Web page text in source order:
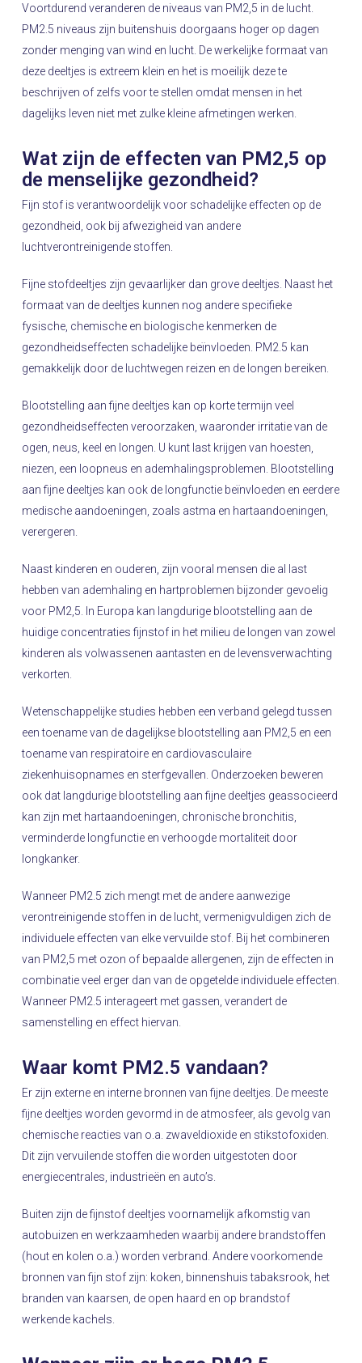
Voortdurend veranderen de niveaus van PM2,5 in de lucht.
PM2.5 niveaus zijn buitenshuis doorgaans hoger op dagen
zonder menging van wind en lucht. De werkelijke formaat van
deze deeltjes is extreem klein en het is moeilijk deze te
beschrijven of zelfs voor te stellen omdat mensen in het
dagelijks leven niet met zulke kleine afmetingen werken.
Wat zijn de effecten van PM2,5 op
de menselijke gezondheid?
Fijn stof is verantwoordelijk voor schadelijke effecten op de
gezondheid, ook bij afwezigheid van andere
luchtverontreinigende stoffen.
Fijne stofdeeltjes zijn gevaarlijker dan grove deeltjes. Naast het
formaat van de deeltjes kunnen nog andere specifieke
fysische, chemische en biologische kenmerken de
gezondheidseffecten schadelijke beïnvloeden. PM2.5 kan
gemakkelijk door de luchtwegen reizen en de longen bereiken.
Blootstelling aan fijne deeltjes kan op korte termijn veel
gezondheidseffecten veroorzaken, waaronder irritatie van de
ogen, neus, keel en longen. U kunt last krijgen van hoesten,
niezen, een loopneus en ademhalingsproblemen. Blootstelling
aan fijne deeltjes kan ook de longfunctie beïnvloeden en eerdere
medische aandoeningen, zoals astma en hartaandoeningen,
verergeren.
Naast kinderen en ouderen, zijn vooral mensen die al last
hebben van ademhaling en hartproblemen bijzonder gevoelig
voor PM2,5. In Europa kan langdurige blootstelling aan de
huidige concentraties fijnstof in het milieu de longen van zowel
kinderen als volwassenen aantasten en de levensverwachting
verkorten.
Wetenschappelijke studies hebben een verband gelegd tussen
een toename van de dagelijkse blootstelling aan PM2,5 en een
toename van respiratoire en cardiovasculaire
ziekenhuisopnames en sterfgevallen. Onderzoeken beweren
ook dat langdurige blootstelling aan fijne deeltjes geassocieerd
kan zijn met hartaandoeningen, chronische bronchitis,
verminderde longfunctie en verhoogde mortaliteit door
longkanker.
Wanneer PM2.5 zich mengt met de andere aanwezige
verontreinigende stoffen in de lucht, vermenigvuldigen zich de
individuele effecten van elke vervuilde stof. Bij het combineren
van PM2,5 met ozon of bepaalde allergenen, zijn de effecten in
combinatie veel erger dan van de opgetelde individuele effecten.
Wanneer PM2.5 interageert met gassen, verandert de
samenstelling en effect hiervan.
Waar komt PM2.5 vandaan?
Er zijn externe en interne bronnen van fijne deeltjes. De meeste
fijne deeltjes worden gevormd in de atmosfeer, als gevolg van
chemische reacties van o.a. zwaveldioxide en stikstofoxiden.
Dit zijn vervuilende stoffen die worden uitgestoten door
energiecentrales, industrieën en auto’s.
Buiten zijn de fijnstof deeltjes voornamelijk afkomstig van
autobuizen en werkzaamheden waarbij andere brandstoffen
(hout en kolen o.a.) worden verbrand. Andere voorkomende
bronnen van fijn stof zijn: koken, binnenshuis tabaksrook, het
branden van kaarsen, de open haard en op brandstof
werkende kachels.